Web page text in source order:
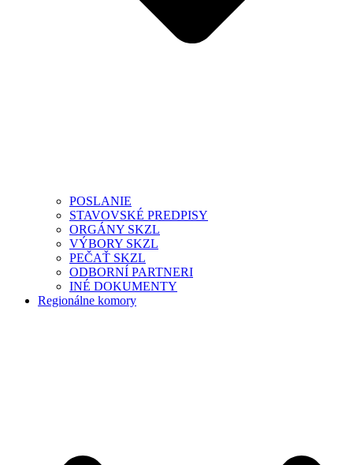
POSLANIE
STAVOVSKÉ PREDPISY
ORGÁNY SKZL
VÝBORY SKZL
PEČAŤ SKZL
ODBORNÍ PARTNERI
INÉ DOKUMENTY
Regionálne komory